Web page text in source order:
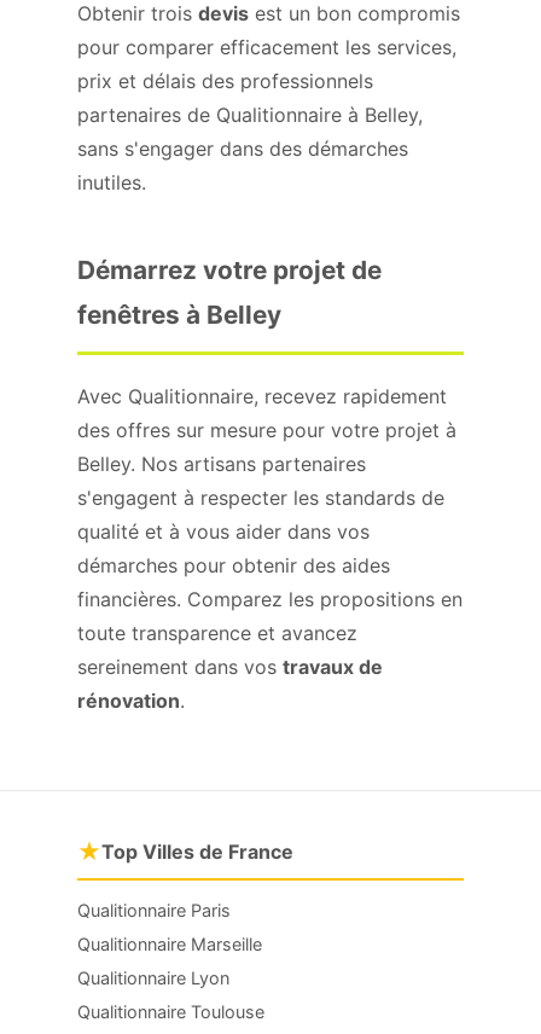
Obtenir trois devis est un bon compromis
pour comparer efficacement les services,
prix et délais des professionnels
partenaires de Qualitionnaire à Belley,
sans s'engager dans des démarches
inutiles.
Démarrez votre projet de
fenêtres à Belley
Avec Qualitionnaire, recevez rapidement
des offres sur mesure pour votre projet à
Belley. Nos artisans partenaires
s'engagent à respecter les standards de
qualité et à vous aider dans vos
démarches pour obtenir des aides
financières. Comparez les propositions en
toute transparence et avancez
sereinement dans vos travaux de
rénovation.
★Top Villes de France
Qualitionnaire Paris
Qualitionnaire Marseille
Qualitionnaire Lyon
Qualitionnaire Toulouse